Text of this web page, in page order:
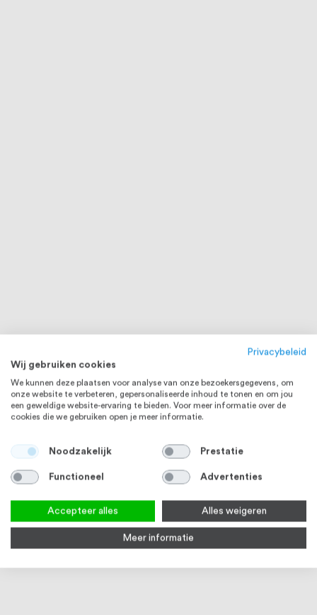
RVS 316 RVS 304
Privacybeleid
Wij gebruiken cookies
We kunnen deze plaatsen voor analyse van onze bezoekersgegevens, om
onze website te verbeteren, gepersonaliseerde inhoud te tonen en om jou
een geweldige website-ervaring te bieden. Voor meer informatie over de
cookies die we gebruiken open je meer informatie.
Noodzakelijk Prestatie
Functioneel Advertenties
Accepteer alles Alles weigeren
Meer informatie